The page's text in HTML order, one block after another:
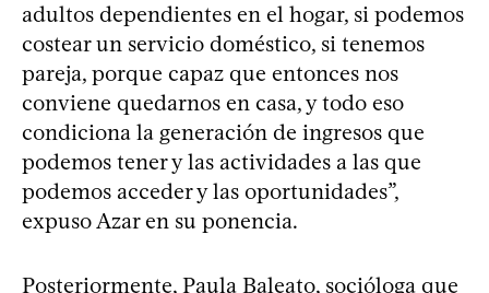
adultos dependientes en el hogar, si podemos
costear un servicio doméstico, si tenemos
pareja, porque capaz que entonces nos
conviene quedarnos en casa, y todo eso
condiciona la generación de ingresos que
podemos tener y las actividades a las que
podemos acceder y las oportunidades”,
expuso Azar en su ponencia.
Posteriormente, Paula Baleato, socióloga que